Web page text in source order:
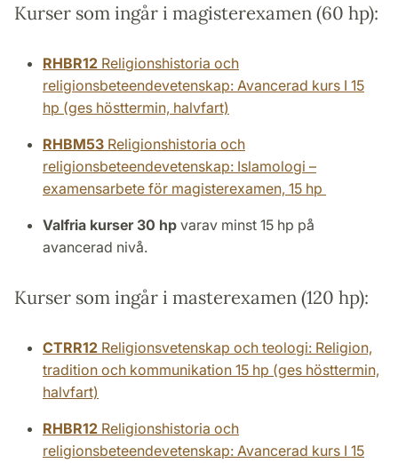
Kurser som ingår i magisterexamen (60 hp):
RHBR12 Religionshistoria och
religionsbeteendevetenskap: Avancerad kurs I 15
hp (ges hösttermin, halvfart)
RHBM53 Religionshistoria och
religionsbeteendevetenskap: Islamologi –
examensarbete för magisterexamen, 15 hp
Valfria kurser 30 hp varav minst 15 hp på
avancerad nivå.
Kurser som ingår i masterexamen (120 hp):
CTRR12 Religionsvetenskap och teologi: Religion,
tradition och kommunikation 15 hp (ges hösttermin,
halvfart)
RHBR12 Religionshistoria och
religionsbeteendevetenskap: Avancerad kurs I 15